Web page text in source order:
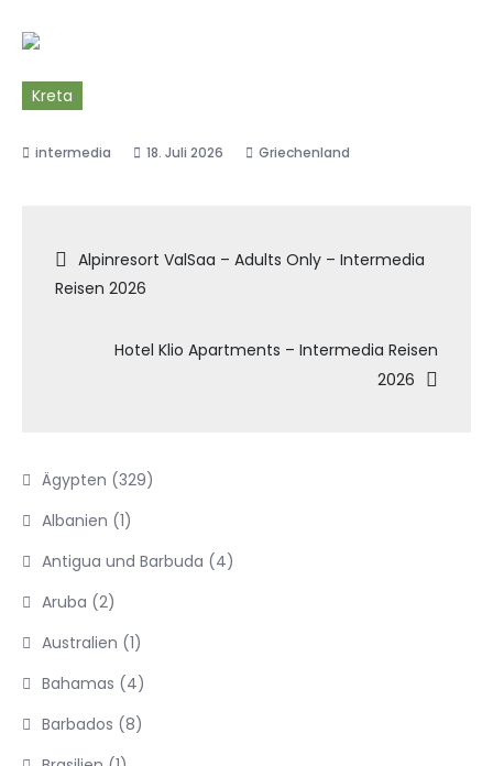
Kreta
18. Juli 2026 Griechenland
Beitragsnavigation
Alpinresort ValSaa – Adults Only – Intermedia
Reisen 2026
Hotel Klio Apartments – Intermedia Reisen
2026
Ägypten (329)
Albanien (1)
Antigua und Barbuda (4)
Aruba (2)
Australien (1)
Bahamas (4)
Barbados (8)